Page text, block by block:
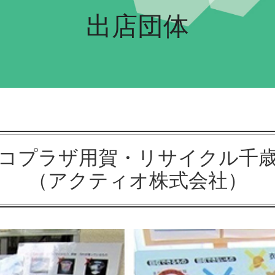
出店団体
プラザ用賀・リサイクル千
（アクティオ株式会社）